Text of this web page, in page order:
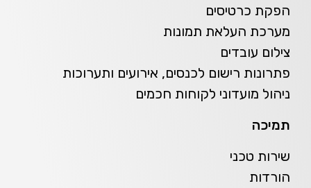
הפקת כרטיסים
מערכת העלאת תמונות
צילום עובדים
פתרונות רישום לכנסים, אירועים ותערוכות
ניהול מועדוני לקוחות חכמים
תמיכה
שירות טכני
הורדות